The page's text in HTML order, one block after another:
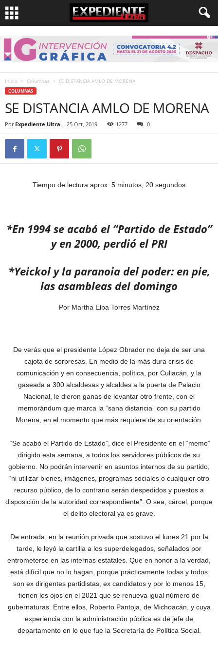
Inicio Columnas SE DISTANCIA AMLO DE MORENA
COLUMNAS
SE DISTANCIA AMLO DE MORENA
Por Expediente Ultra - 25 Oct, 2019 1277 0
Tiempo de lectura aprox: 5 minutos, 20 segundos
*En 1994 se acabó el “Partido de Estado”
y en 2000, perdió el PRI
*Yeickol y la paranoia del poder: en pie,
las asambleas del domingo
Por Martha Elba Torres Martínez
De verás que el presidente López Obrador no deja de ser una
cajota de sorpresas. En medio de la más dura crisis de
comunicación y en consecuencia, política, por Culiacán, y la
gaseada a 300 alcaldesas y alcaldes a la puerta de Palacio
Nacional, le dieron ganas de levantar otro frente, con el
memorándum que marca la “sana distancia” con su partido
Morena, en el momento que más requiere de su orientación.
“Se acabó el Partido de Estado”, dice el Presidente en el “memo”
dirigido esta semana, a todos los servidores públicos de su
gobierno. No podrán intervenir en asuntos internos de su partido,
“ni utilizar bienes, imágenes, programas sociales o cualquier otro
recurso público, de lo contrario serán despedidos y puestos a
disposición de la autoridad correspondiente”. O sea, cárcel, porque
el delito electoral ya es grave.
De entrada, en la reunión privada que sostuvo el lunes 21 por la
tarde, le leyó la cartilla a los superdelegados, señalados por
entrometerse en las internas estatales. Que en honor a la verdad,
está difícil que no lo hagan, porque prácticamente todas y todos
son ex dirigentes partidistas, ex candidatos y por lo menos 15,
tienen los ojos en el 2021 que se renueva igual número de
gubernaturas. Entre ellos, Roberto Pantoja, de Michoacán, y cuya
experiencia con la administración pública es de jefe de
departamento en lo que fue la Secretaría de Política Social.